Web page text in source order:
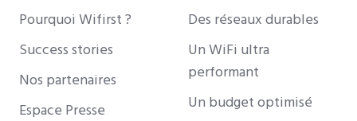
Pourquoi Wifirst ?
Success stories
Nos partenaires
Espace Presse
Des réseaux durables
Un WiFi ultra
performant
Un budget optimisé